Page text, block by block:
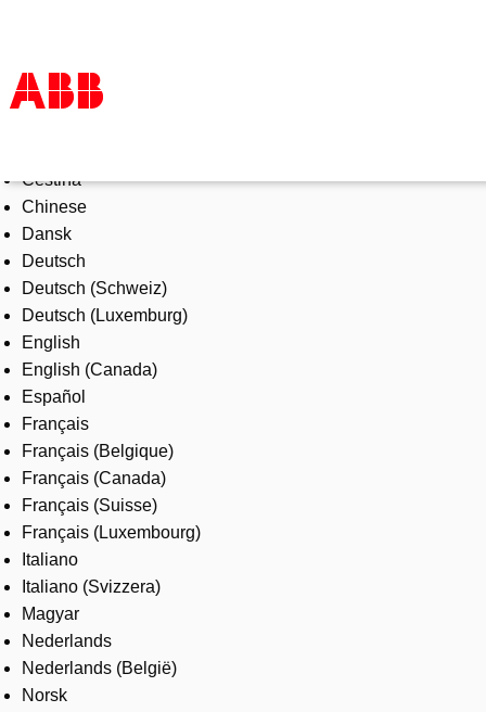
Products & Solutions
Industries
Services
About us
Where to buy
Contact us
Careers
Čeština
Chinese
Dansk
Deutsch
Deutsch (Schweiz)
Deutsch (Luxemburg)
English
English (Canada)
Español
Français
Français (Belgique)
Français (Canada)
Français (Suisse)
Français (Luxembourg)
Italiano
Italiano (Svizzera)
Magyar
Nederlands
Nederlands (België)
Norsk